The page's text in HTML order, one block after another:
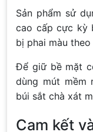
Sản phẩm sử
cao cấp cực kỳ
bị phai màu
Để giữ bề mặt
dùng mút mềm
búi sắt chà xát
Cam kết